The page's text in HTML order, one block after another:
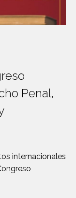
Penal,
internacionales